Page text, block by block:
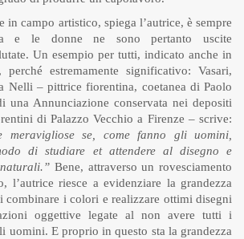
in campo artistico, spiega l’autrice, è sempre
e le donne ne sono pertanto uscite
Un esempio per tutti, indicato anche in
estremamente significativo: Vasari,
Nelli – pittrice fiorentina, coetanea di Paolo
una Annunciazione conservata nei depositi
di Palazzo Vecchio a Firenze – scrive:
meravigliose se, come fanno gli uomini,
di studiare et attendere al disegno e
Bene, attraverso un rovesciamento
l’autrice riesce a evidenziare la grandezza
combinare i colori e realizzare ottimi disegni
oggettive legate al non avere tutti i
uomini. E proprio in questo sta la grandezza